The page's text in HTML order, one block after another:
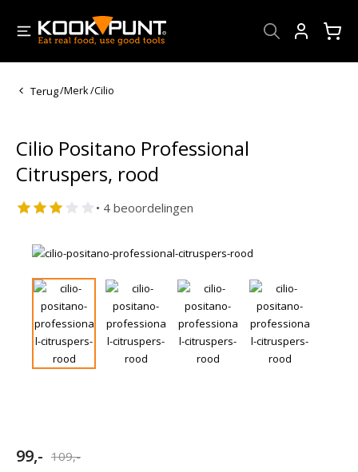
Terug/Merk/Cilio
Cilio Positano Professional
Citruspers, rood
• 4 beoordelingen
99,- 109,-